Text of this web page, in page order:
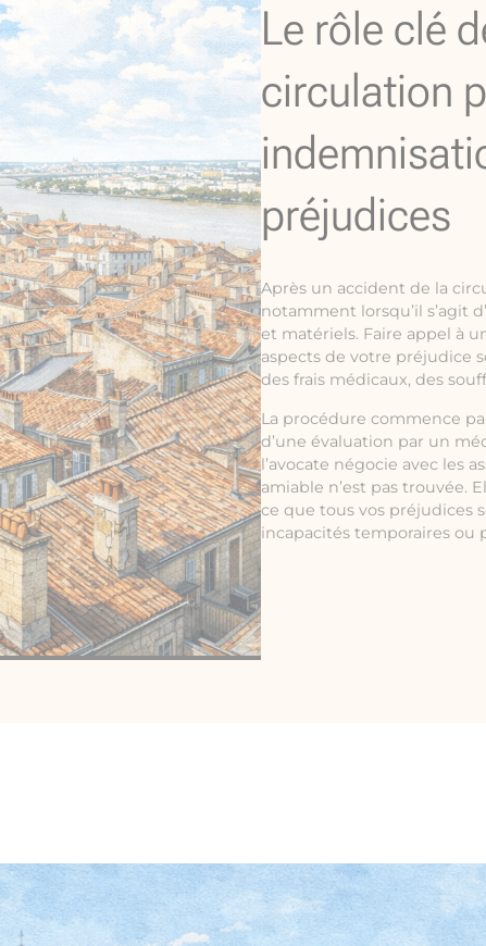
Le rôle clé
circulation
préjudices
Après un accident de la
notamment lorsqu’il s’agit
et matériels. Faire appel à
aspects de votre préjudice
des frais médicaux, des
La procédure commence
d’une évaluation par un
l’avocate négocie avec les
amiable n’est pas trouvée.
ce que tous vos préjudices
incapacités temporaires ou